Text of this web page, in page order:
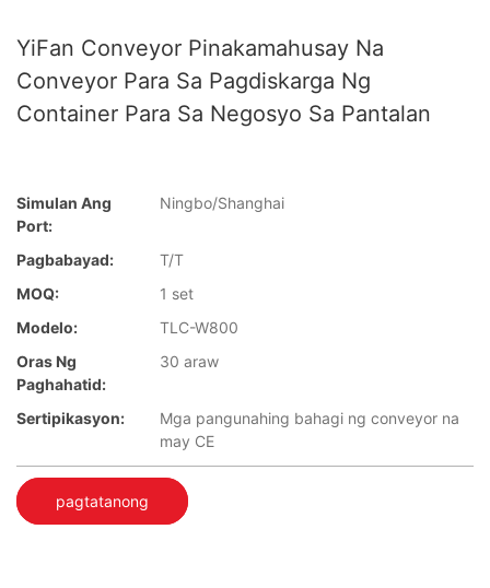
YiFan Conveyor Pinakamahusay Na
Conveyor Para Sa Pagdiskarga Ng
Container Para Sa Negosyo Sa Pantalan
Simulan Ang
Port:
Ningbo/Shanghai
Pagbabayad:
T/T
MOQ:
1 set
Modelo:
TLC-W800
Oras Ng
Paghahatid:
30 araw
Sertipikasyon:
Mga pangunahing bahagi ng conveyor na
may CE
pagtatanong